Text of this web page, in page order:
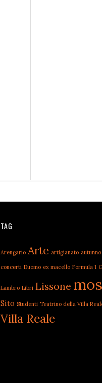
TAG
Arengario Arte artigianato autunno
concerti Duomo ex macello Formula 1
Lambro Libri Lissone
Sito Studenti Teatrino della Villa
Villa Reale